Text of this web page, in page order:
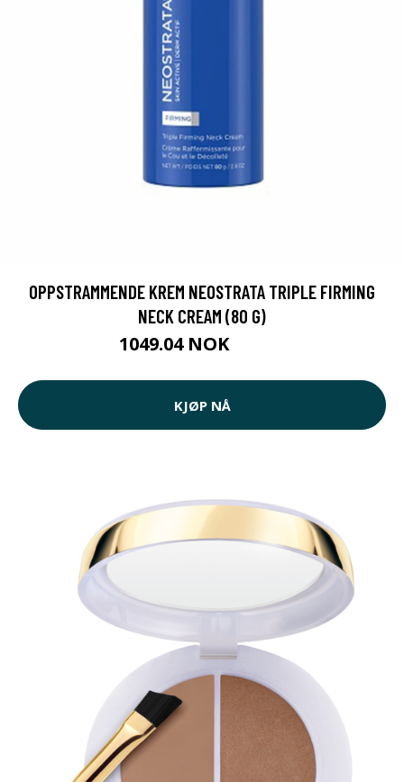
OPPSTRAMMENDE KREM NEOSTRATA TRIPLE FIRMING
NECK CREAM (80 G)
1049.04 NOK
KJØP NÅ